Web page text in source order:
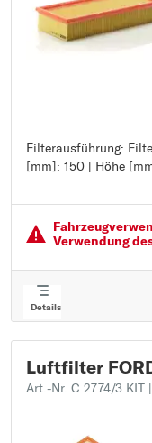
Filterausführung:
[mm]: 150 | Höhe
Filterausführung:
Länge [mm]: 312
Höhe [mm]: 57
Verwendung
Details
Luftfilter
Art.-Nr. C 2774/3 KIT